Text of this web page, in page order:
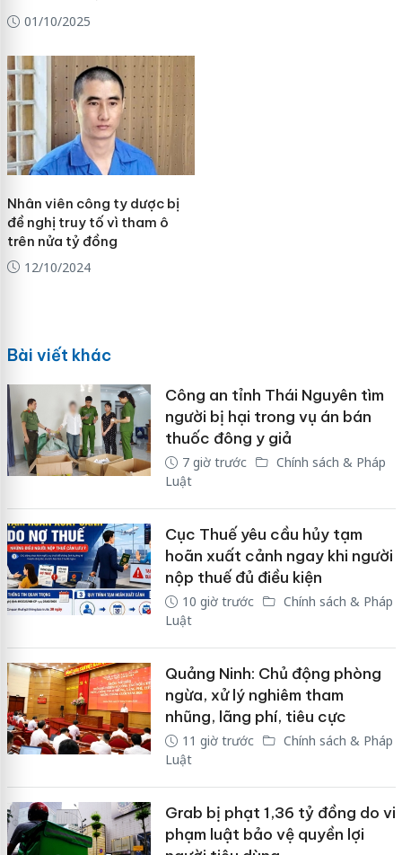
01/10/2025
Nhân viên công ty dược bị
đề nghị truy tố vì tham ô
trên nửa tỷ đồng
12/10/2024
Bài viết khác
Công an tỉnh Thái Nguyên tìm
người bị hại trong vụ án bán
thuốc đông y giả
7 giờ trước
Chính sách & Pháp
Luật
Cục Thuế yêu cầu hủy tạm
hoãn xuất cảnh ngay khi người
nộp thuế đủ điều kiện
10 giờ trước
Chính sách & Pháp
Luật
Quảng Ninh: Chủ động phòng
ngừa, xử lý nghiêm tham
nhũng, lãng phí, tiêu cực
11 giờ trước
Chính sách & Pháp
Luật
Grab bị phạt 1,36 tỷ đồng do vi
phạm luật bảo vệ quyền lợi